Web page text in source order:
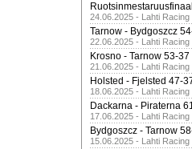
24.06.2025 - Lahti Racing
Tarnow - Bydgoszcz
22.06.2025 - Lahti Racing
Krosno - Tarnow 53-37
21.06.2025 - Lahti Racing
Holsted - Fjelsted 47-
18.06.2025 - Lahti Racing
Dackarna - Piraterna
17.06.2025 - Lahti Racing
Bydgoszcz - Tarnow
15.06.2025 - Lahti Racing